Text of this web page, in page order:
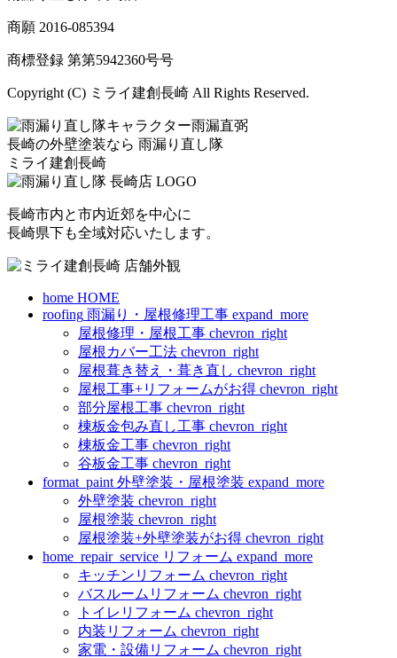
商願 2016-085394
商標登録 第第5942360号号
Copyright (C) ミライ建創長崎 All Rights Reserved.
長崎の外壁塗装なら 雨漏り直し隊
ミライ建創長崎
長崎市内と市内近郊を中心に
長崎県下も全域対応いたします。
home HOME
roofing 雨漏り・屋根修理工事 expand_more
屋根修理・屋根工事 chevron_right
屋根カバー工法 chevron_right
屋根葺き替え・葺き直し chevron_right
屋根工事+リフォームがお得 chevron_right
部分屋根工事 chevron_right
棟板金包み直し工事 chevron_right
棟板金工事 chevron_right
谷板金工事 chevron_right
format_paint 外壁塗装・屋根塗装 expand_more
外壁塗装 chevron_right
屋根塗装 chevron_right
屋根塗装+外壁塗装がお得 chevron_right
home_repair_service リフォーム expand_more
キッチンリフォーム chevron_right
バスルームリフォーム chevron_right
トイレリフォーム chevron_right
内装リフォーム chevron_right
家電・設備リフォーム chevron_right